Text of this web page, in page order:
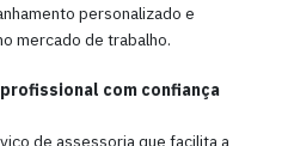
personalizado e
mercado de trabalho.
com confiança
de assessoria que facilita a